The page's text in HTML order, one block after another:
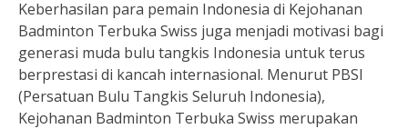
Keberhasilan para pemain Indonesia di Kejohanan
Badminton Terbuka Swiss juga menjadi motivasi bagi
generasi muda bulu tangkis Indonesia untuk terus
berprestasi di kancah internasional. Menurut PBSI
(Persatuan Bulu Tangkis Seluruh Indonesia),
Kejohanan Badminton Terbuka Swiss merupakan